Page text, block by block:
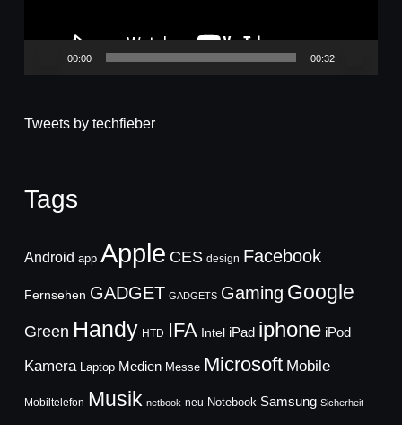
00:00 00:32
Tweets by techfieber
Tags
Android app Apple CES design Facebook
Fernsehen GADGET GADGETS Gaming Google
Green Handy HTD IFA Intel iPad iphone iPod
Kamera Laptop Medien Messe Microsoft Mobile
Mobiltelefon Musik netbook neu Notebook Samsung Sicherheit